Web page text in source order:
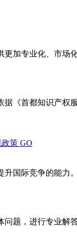
加专业化、市场
据《首都知识产
策 GO
国际竞争的能力
题，进行专业解